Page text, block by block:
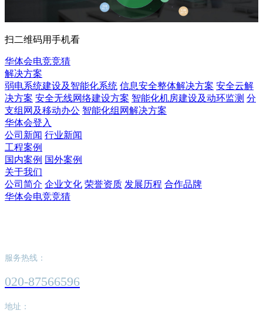
扫二维码用手机看
华体会电竞竞猜
解决方案
弱电系统建设及智能化系统 信息安全整体解决方案 安全云解
决方案 安全无线网络建设方案 智能化机房建设及动环监测 分
支组网及移动办公 智能化组网解决方案
华体会登入
公司新闻 行业新闻
工程案例
国内案例 国外案例
关于我们
公司简介 企业文化 荣誉资质 发展历程 合作品牌
华体会电竞竞猜
服务热线：
020-87566596
地址：